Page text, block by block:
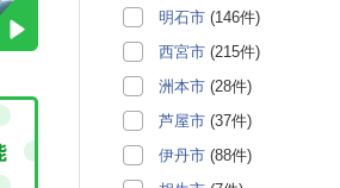
明石市 (146件)
西宮市 (215件)
洲本市 (28件)
芦屋市 (37件)
伊丹市 (88件)